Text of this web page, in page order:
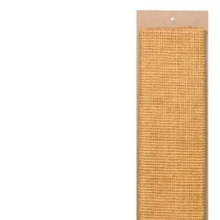
TRIXIE Heimtierbedarf GmbH & Co.KG, Industriestraße